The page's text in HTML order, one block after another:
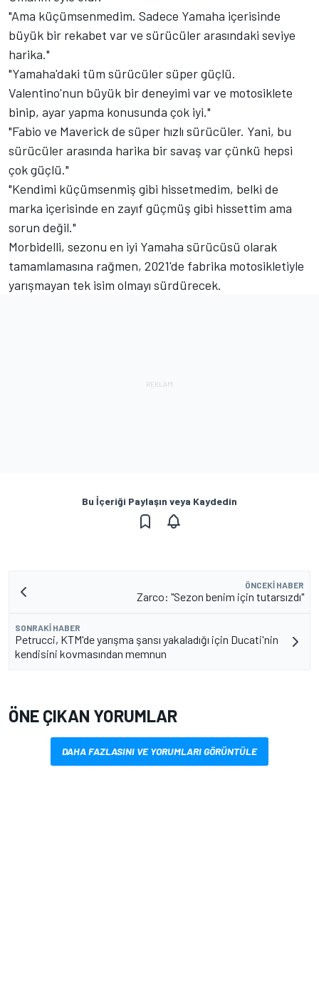
"Ama küçümsenmedim. Sadece Yamaha içerisinde
büyük bir rekabet var ve sürücüler arasındaki seviye
harika."
"Yamaha'daki tüm sürücüler süper güçlü.
Valentino'nun büyük bir deneyimi var ve motosiklete
binip, ayar yapma konusunda çok iyi."
"Fabio ve Maverick de süper hızlı sürücüler. Yani, bu
sürücüler arasında harika bir savaş var çünkü hepsi
çok güçlü."
"Kendimi küçümsenmiş gibi hissetmedim, belki de
marka içerisinde en zayıf güçmüş gibi hissettim ama
sorun değil."
Morbidelli, sezonu en iyi Yamaha sürücüsü olarak
tamamlamasına rağmen, 2021'de fabrika motosikletiyle
yarışmayan tek isim olmayı sürdürecek.
Bu İçeriği Paylaşın veya Kaydedin
ÖNCEKI HABER
Zarco: "Sezon benim için tutarsızdı"
SONRAKI HABER
Petrucci, KTM'de yarışma şansı yakaladığı için Ducati'nin
kendisini kovmasından memnun
ÖNE ÇIKAN YORUMLAR
DAHA FAZLASINI VE YORUMLARI GÖRÜNTÜLE